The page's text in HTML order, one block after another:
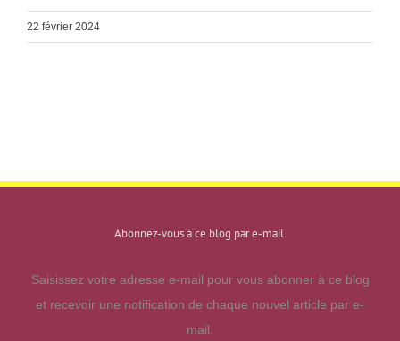
22 février 2024
Abonnez-vous à ce blog par e-mail.
Saisissez votre adresse e-mail pour vous abonner à ce blog
et recevoir une notification de chaque nouvel article par e-
mail.